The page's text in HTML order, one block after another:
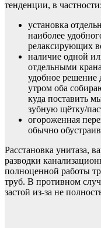
тенденции, в частности:
установка
наиболее
релаксирующих
наличие одной
отдельными
удобное решение
утром оба
куда поставить
зубную щётку/
огороженная
обычно
Расстановка унитаза,
разводки
полноценной работы
труб. В противном
застой из-за не